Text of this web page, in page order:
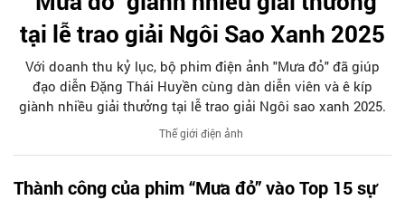
tại lễ trao giải Ngôi Sao Xanh 2025
Với doanh thu kỷ lục, bộ phim điện ảnh "Mưa đỏ" đã giúp
đạo diễn Đặng Thái Huyền cùng dàn diễn viên và ê kíp
giành nhiều giải thưởng tại lễ trao giải Ngôi sao xanh 2025.
Thế giới điện ảnh
Thành công của phim “Mưa đỏ” vào Top 15 sự